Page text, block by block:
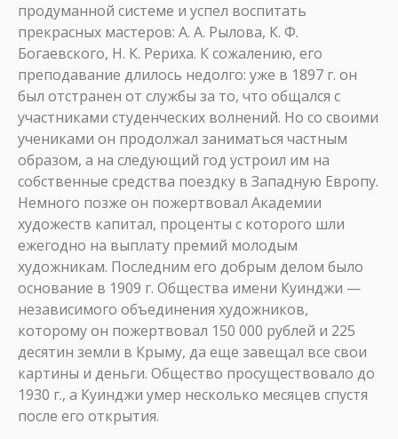
продуманной системе и успел воспитать
прекрасных мастеров: А. А. Рылова, К. Ф.
Богаевского, Н. К. Рериха. К сожалению, его
преподавание длилось недолго: уже в 1897 г. он
был отстранен от службы за то, что общался с
участниками студенческих волнений. Но со своими
учениками он продолжал заниматься частным
образом, а на следующий год устроил им на
собственные средства поездку в Западную Европу.
Немного позже он пожертвовал Академии
художеств капитал, проценты с которого шли
ежегодно на выплату премий молодым
художникам. Последним его добрым делом было
основание в 1909 г. Общества имени Куинджи —
независимого объединения художников,
которому он пожертвовал 150 000 рублей и 225
десятин земли в Крыму, да еще завещал все свои
картины и деньги. Общество просуществовало до
1930 г., а Куинджи умер несколько месяцев спустя
после его открытия.